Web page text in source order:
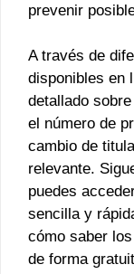
prevenir
A través de
disponibles en
detallado
el número de
cambio de
relevante.
puedes
sencilla y
cómo saber
de forma